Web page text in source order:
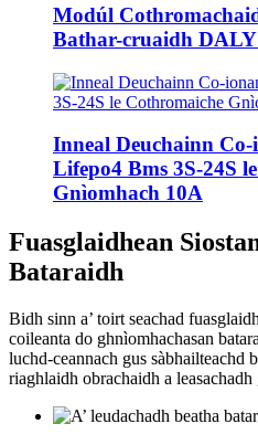
Modúl
Bathar-cruaidh
Inneal Deuchainn
Lifepo4 Bms 3S-24S
Gnìomhach 10A
Fuasglaidhean
Bataraidh
Bidh sinn a’ toirt seachad
coileanta do ghnìomhachasan
luchd-ceannach gus sàbhailteachd
riaghlaidh obrachaidh a leasachadh